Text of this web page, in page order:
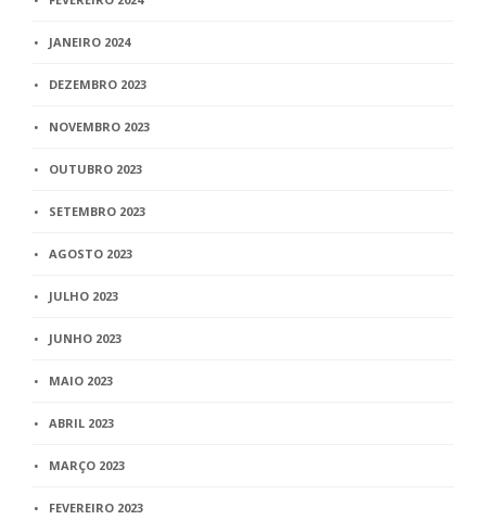
JANEIRO 2024
DEZEMBRO 2023
NOVEMBRO 2023
OUTUBRO 2023
SETEMBRO 2023
AGOSTO 2023
JULHO 2023
JUNHO 2023
MAIO 2023
ABRIL 2023
MARÇO 2023
FEVEREIRO 2023